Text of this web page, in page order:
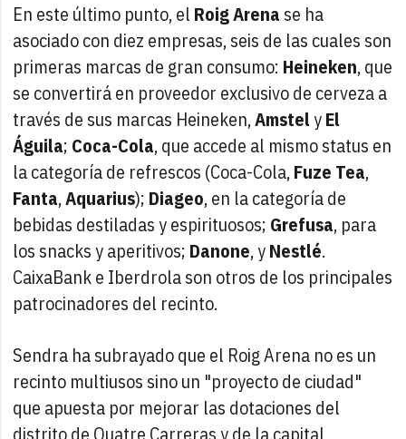
En este último punto, el Roig Arena se ha
asociado con diez empresas, seis de las cuales son
primeras marcas de gran consumo: Heineken, que
se convertirá en proveedor exclusivo de cerveza a
través de sus marcas Heineken,AmstelyEl
Águila; Coca-Cola, que accede al mismo status en
la categoría de refrescos (Coca-Cola,Fuze Tea,
Fanta,Aquarius); Diageo, en la categoría de
bebidas destiladas y espirituosos; Grefusa, para
los snacks y aperitivos; Danone, yNestlé.
CaixaBank e Iberdrola son otros de los principales
patrocinadores del recinto.
Sendra ha subrayado que el Roig Arena no es un
recinto multiusos sino un "proyecto de ciudad"
que apuesta por mejorar las dotaciones del
distrito de Quatre Carreras y de la capital